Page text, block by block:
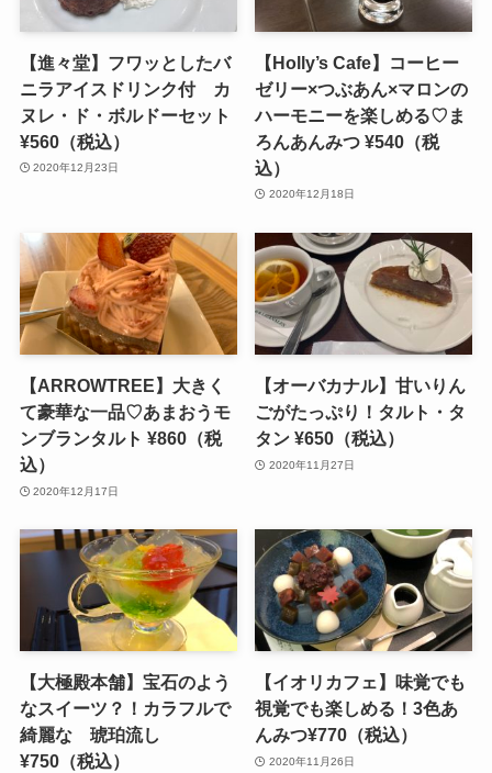
【進々堂】フワッとしたバ
ニラアイスドリンク付 カ
ヌレ・ド・ボルドーセット
¥560（税込）
2020年12月23日
【Holly’s Cafe】コーヒー
ゼリー×つぶあん×マロンの
ハーモニーを楽しめる♡ま
ろんあんみつ ¥540（税
込）
2020年12月18日
【ARROWTREE】大きく
て豪華な一品♡あまおうモ
ンブランタルト ¥860（税
込）
2020年12月17日
【オーバカナル】甘いりん
ごがたっぷり！タルト・タ
タン ¥650（税込）
2020年11月27日
【大極殿本舗】宝石のよう
なスイーツ？！カラフルで
綺麗な 琥珀流し
¥750（税込）
【イオリカフェ】味覚でも
視覚でも楽しめる！3色あ
んみつ¥770（税込）
2020年11月26日